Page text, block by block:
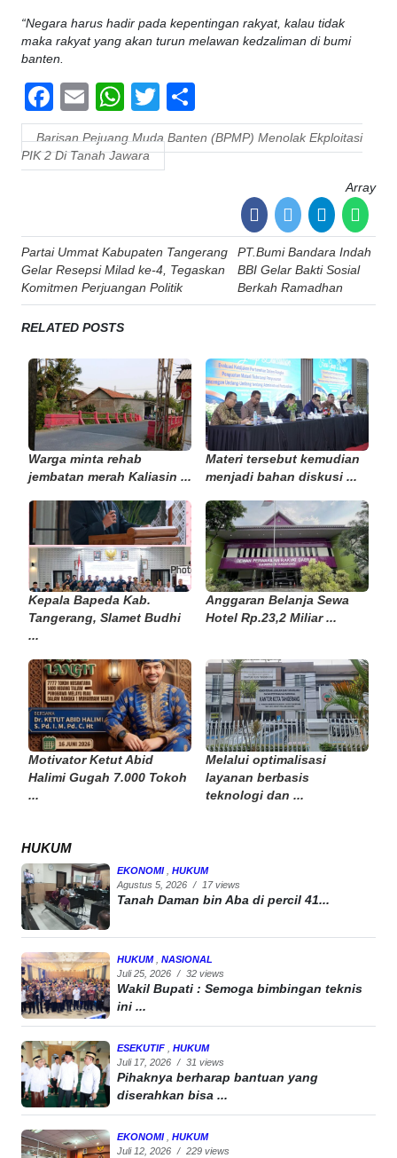
“Negara harus hadir pada kepentingan rakyat, kalau tidak
maka rakyat yang akan turun melawan kedzaliman di bumi
banten.
Facebook
EmailWhatsApp
Twitter
Barisan Pejuang Muda Banten (BPMP) Menolak Ekploitasi
PIK 2 Di Tanah Jawara
Array
Post
navigation
Partai Ummat Kabupaten Tangerang
Gelar Resepsi Milad ke-4, Tegaskan
Komitmen Perjuangan Politik
PT.Bumi Bandara Indah
BBI Gelar Bakti Sosial
Berkah Ramadhan
RELATED POSTS
Warga minta rehab
jembatan merah Kaliasin ...
Materi tersebut kemudian
menjadi bahan diskusi ...
Kepala Bapeda Kab.
Tangerang, Slamet Budhi
...
Anggaran Belanja Sewa
Hotel Rp.23,2 Miliar ...
Motivator Ketut Abid
Halimi Gugah 7.000 Tokoh
...
Melalui optimalisasi
layanan berbasis
teknologi dan ...
HUKUM
EKONOMI
HUKUM
Agustus 5, 2026 / 17 views
Tanah Daman bin Aba di percil 41...
HUKUM
NASIONAL
Juli 25, 2026 / 32 views
Wakil Bupati : Semoga bimbingan teknis
ini ...
ESEKUTIF
HUKUM
Juli 17, 2026 / 31 views
Pihaknya berharap bantuan yang
diserahkan bisa ...
EKONOMI
HUKUM
Juli 12, 2026 / 229 views